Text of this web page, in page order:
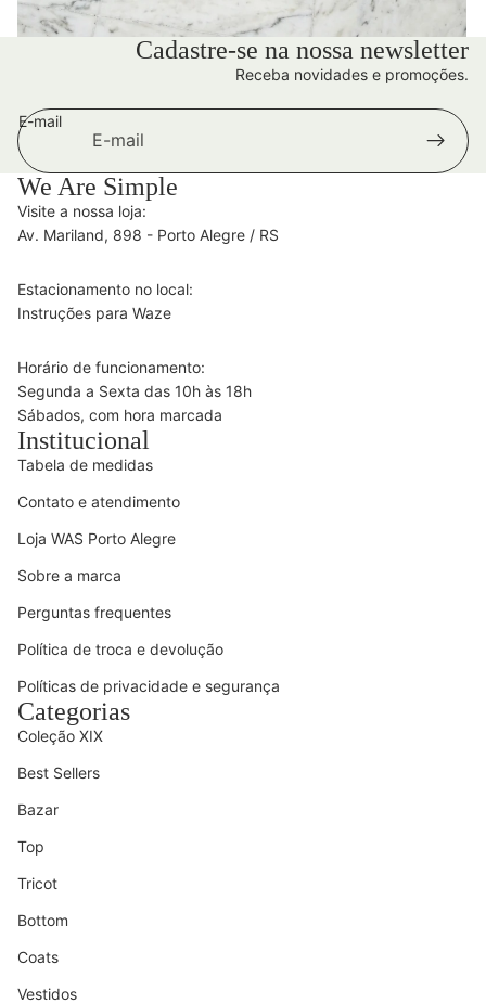
Cadastre-se na nossa newsletter
Receba novidades e promoções.
E-mail
We Are Simple
Visite a nossa loja:
Av. Mariland, 898 - Porto Alegre / RS
Estacionamento no local:
Instruções para Waze
Horário de funcionamento:
Segunda a Sexta das 10h às 18h
Sábados, com hora marcada
Institucional
Tabela de medidas
Contato e atendimento
Loja WAS Porto Alegre
Sobre a marca
Perguntas frequentes
Política de troca e devolução
Políticas de privacidade e segurança
Categorias
Coleção XIX
Best Sellers
Bazar
Top
Tricot
Bottom
Coats
Vestidos